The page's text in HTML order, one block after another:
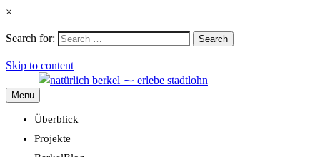
×
Search for: Search
Skip to content
Menu
Überblick
Projekte